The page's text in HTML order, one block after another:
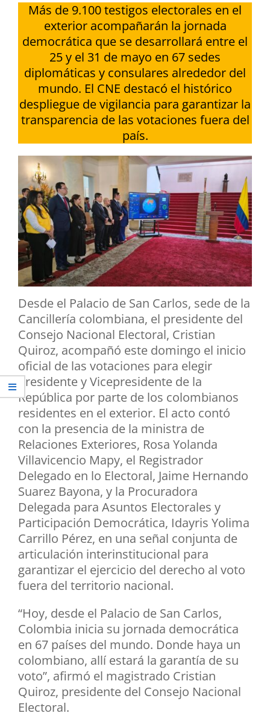
Más de 9.100 testigos electorales en el
exterior acompañarán la jornada
democrática que se desarrollará entre el
25 y el 31 de mayo en 67 sedes
diplomáticas y consulares alrededor del
mundo. El CNE destacó el histórico
despliegue de vigilancia para garantizar la
transparencia de las votaciones fuera del
país.
Desde el Palacio de San Carlos, sede de la
Cancillería colombiana, el presidente del
Consejo Nacional Electoral, Cristian
Quiroz, acompañó este domingo el inicio
oficial de las votaciones para elegir
Presidente y Vicepresidente de la
República por parte de los colombianos
residentes en el exterior. El acto contó
con la presencia de la ministra de
Relaciones Exteriores, Rosa Yolanda
Villavicencio Mapy, el Registrador
Delegado en lo Electoral, Jaime Hernando
Suarez Bayona, y la Procuradora
Delegada para Asuntos Electorales y
Participación Democrática, Idayris Yolima
Carrillo Pérez, en una señal conjunta de
articulación interinstitucional para
garantizar el ejercicio del derecho al voto
fuera del territorio nacional.
“Hoy, desde el Palacio de San Carlos,
Colombia inicia su jornada democrática
en 67 países del mundo. Donde haya un
colombiano, allí estará la garantía de su
voto”, afirmó el magistrado Cristian
Quiroz, presidente del Consejo Nacional
Electoral.